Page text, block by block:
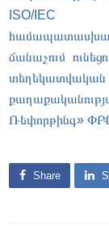
ISO/IEC
ճանաչում
Ռեփորթինգ»
Share